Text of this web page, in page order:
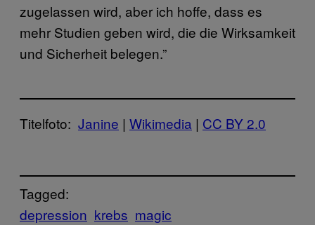
zugelassen wird, aber ich hoffe, dass es
mehr Studien geben wird, die die Wirksamkeit
und Sicherheit belegen.”
Titelfoto: ​Janine | ​Wikimedia | ​CC BY 2.0
Tagged:
depression krebs magic